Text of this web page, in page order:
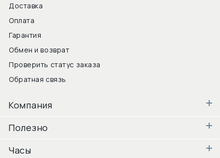
Доставка
Оплата
Гарантия
Обмен и возврат
Проверить статус заказа
Обратная связь
Компания
Полезно
Часы